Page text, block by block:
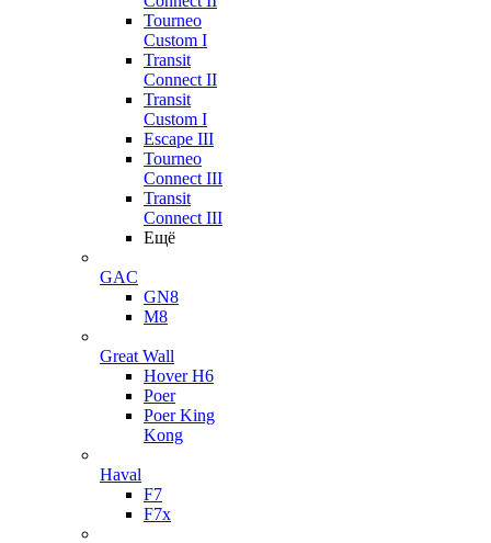
Tourneo
Custom I
Transit
Connect II
Transit
Custom I
Escape III
Tourneo
Connect III
Transit
Connect III
Ещё
GAC
GN8
M8
Great Wall
Hover H6
Poer
Poer King
Kong
Haval
F7
F7x